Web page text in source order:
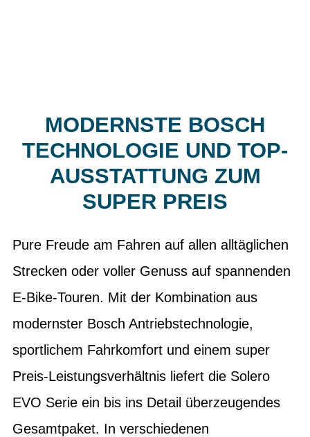
MODERNSTE BOSCH
TECHNOLOGIE UND TOP-
AUSSTATTUNG ZUM
SUPER PREIS
Pure Freude am Fahren auf allen alltäglichen
Strecken oder voller Genuss auf spannenden
E-Bike-Touren. Mit der Kombination aus
modernster Bosch Antriebstechnologie,
sportlichem Fahrkomfort und einem super
Preis-Leistungsverhältnis liefert die Solero
EVO Serie ein bis ins Detail überzeugendes
Gesamtpaket. In verschiedenen